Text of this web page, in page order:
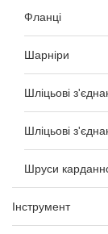
Фланці
Шарніри
Шліцьові
Шліцьові
Шруси
Інструмент